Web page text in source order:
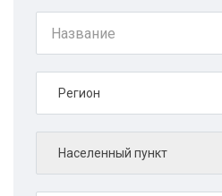
Регион
Населенный пункт